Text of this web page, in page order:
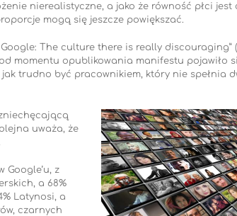
nierealistyczne, a jako że równość płci jest
mogą się jeszcze powiększać.
The culture there is really discouraging”
momentu opublikowania manifestu pojawiło
jak trudno być pracownikiem, który nie spełnia
uważa, że
z
a 68%
Latynosi, a
czarnych